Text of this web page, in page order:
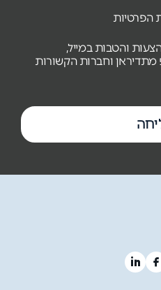
הפרטיות
והטבות במייל,
מתדיראן וחברות הקשורות